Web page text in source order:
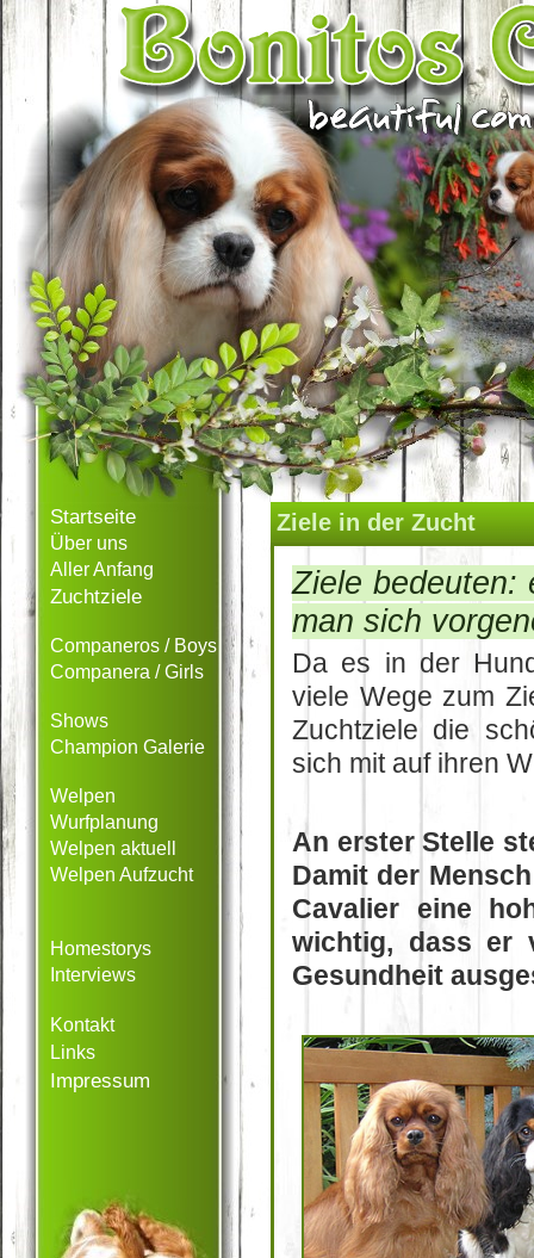
Startseite
Über uns
Aller Anfang
Zuchtziele
Companeros / Boys
Companera / Girls
Shows
Champion Galerie
Welpen
Wurfplanung
Welpen aktuell
Welpen Aufzucht
Homestorys
Interviews
Kontakt
Links
Impressum
Ziele in der Zucht
Ziele bedeuten:
man sich
Da es in der
viele Wege zum
Zuchtziele die
sich mit auf ihren
An erster Stelle
Damit der
Cavalier eine
wichtig, dass er
Gesundheit